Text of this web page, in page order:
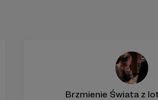
Brzmienie Świata z